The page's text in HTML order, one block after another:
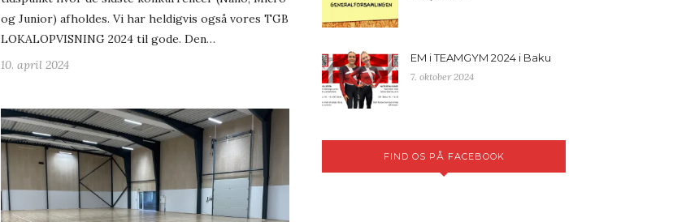
og Junior) afholdes. Vi har heldigvis også vores TGB
LOKALOPVISNING 2024 til gode. Den…
10. april 2024
EM i TEAMGYM 2024 i Baku
7. oktober 2024
FIND OS PÅ FACEBOOK